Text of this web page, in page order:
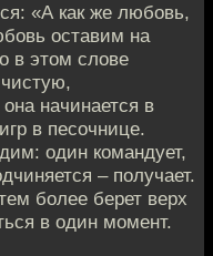
«А как же любовь,
оставим на
в этом слове
начинается в
в песочнице.
один командует,
– получает.
более берет верх
в один момент.